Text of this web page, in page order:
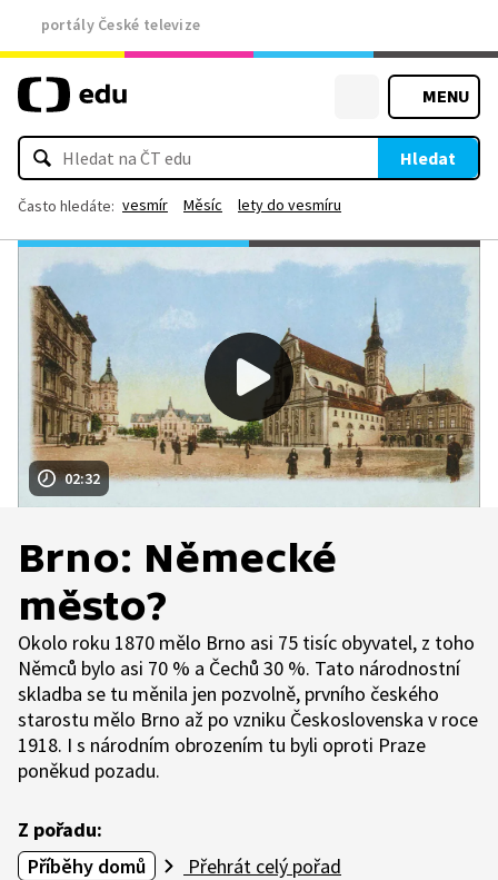
portály České televize
MENU
Hledat
Často hledáte: vesmír Měsíc lety do vesmíru
02:32
Brno: Německé
město?
Okolo roku 1870 mělo Brno asi 75 tisíc obyvatel, z toho
Němců bylo asi 70 % a Čechů 30 %. Tato národnostní
skladba se tu měnila jen pozvolně, prvního českého
starostu mělo Brno až po vzniku Československa v roce
1918. I s národním obrozením tu byli oproti Praze
poněkud pozadu.
Z pořadu:
Příběhy domů
Přehrát celý pořad